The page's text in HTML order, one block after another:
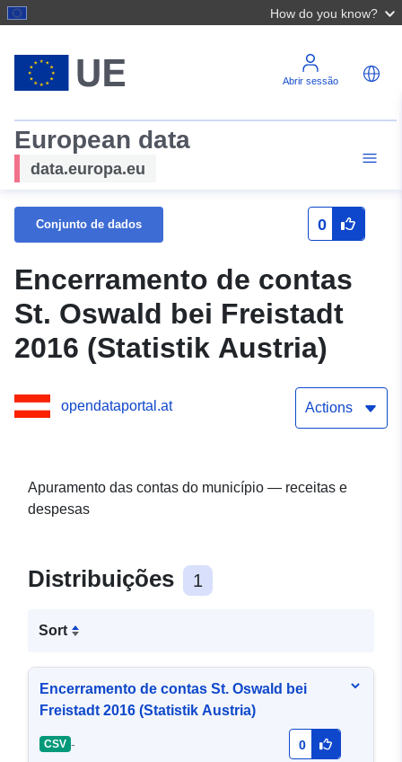
How do you know?
Abrir sessão
European data
data.europa.eu
Conjunto de dados 0
Encerramento de contas
St. Oswald bei Freistadt
2016 (Statistik Austria)
opendataportal.at Actions
Apuramento das contas do município — receitas e
despesas
Distribuições 1
Sort
Encerramento de contas St. Oswald bei
Freistadt 2016 (Statistik Austria)
CSV - 0